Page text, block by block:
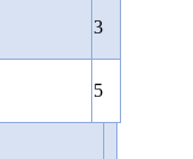
3
5